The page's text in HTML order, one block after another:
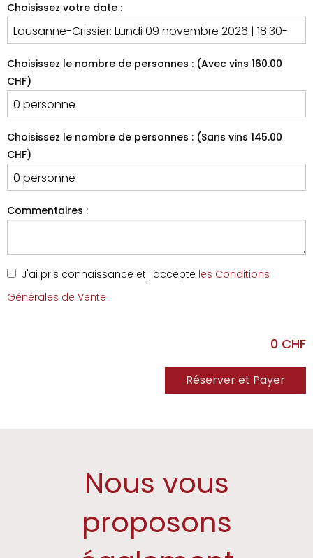
Choisissez votre date :
Choisissez le nombre de personnes : (Avec vins 160.00
CHF)
Choisissez le nombre de personnes : (Sans vins 145.00
CHF)
Commentaires :
J'ai pris connaissance et j'accepte les Conditions
Générales de Vente
0 CHF
Nous vous
proposons